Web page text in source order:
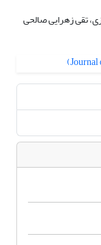
تقی زهرایی صالحی